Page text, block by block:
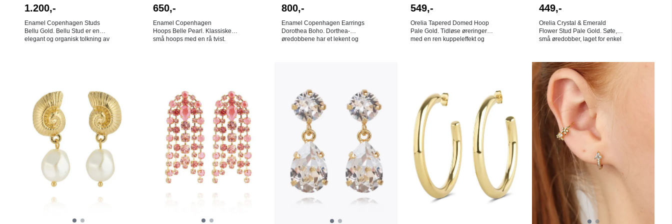
1.200,-
Enamel Copenhagen Studs
Bellu Gold. Bellu Stud er en
elegant og organisk tolkning av
til å brukes til hverdags. Mål:
20x18mm. Farge: Gull. 18K
gullbelagt sterlingsølv. NB! Av
hygieniske årsaker er det ingen
650,-
Enamel Copenhagen
Hoops Belle Pearl. Klassiske
små hoops med en rå tvist.
sammen med andre hoops og
dobber hvis men har flere hull i
ørene. Selges som sett. Mål:
13 mm. Farge: Pearl. Kvalitet:
18K gullbelagt 925 sterlingsølv.
NB! Av hygieniske årsaker er
det ingen bytterett på
øredobber!
800,-
Enamel Copenhagen Earrings
Dorothea Boho. Dorthea-
øredobbene har et lekent og
og fargerikt preg. De små
gulldetaljene fullfører designet
med en varm og luksuriøs
glans. Fine alene, men kan
også kombineres med andre
øredobber om du har flere hull i
Boho. 18K gullbelagt resikulert
sterlingsølv, ferskvannsperler
og glassperler. NB! Av
hygieniske årsaker er det ingen
bytterett på øredobber!
549,-
Orelia Tapered Domed Hoop
Pale Gold. Tidløse øreringer
med en ren kuppeleffekt og
hygieniske årsaker er det ingen
bytterett på øredobber!
Stylenummer: ORE28927
449,-
Orelia Crystal & Emerald
Flower Stud Pale Gold. Søte,
små øredobber, laget for enkel
øredobbene er inspirert av
tusenfryd med en
smaragdgrønn sten i midten.
Fine alene, men kan
også kombineres med andre
øredobber hvis du har flere hull
i ørene. Mål: 0,7 x 0,7 cm.
Farge: Gull og smaragdgrønn.
18K gullbelagt messing. 68%
cubic zirconia, 30% resirkulert
messing, 2% messing. NB! Av
hygieniske årsaker er det ingen
bytterett på øredobber!
Stylenummer: ORE40072
På lager i
Gull